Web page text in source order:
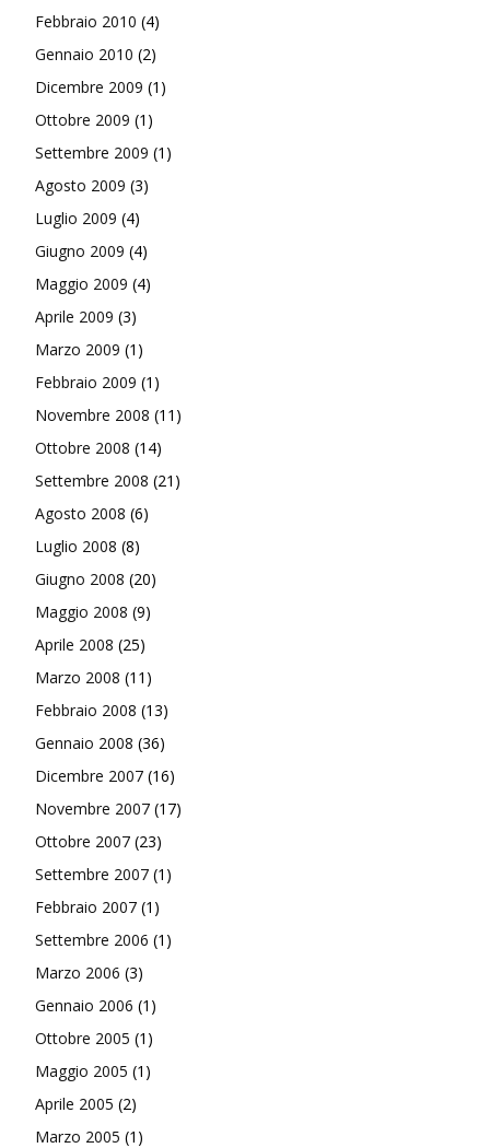
Febbraio 2010 (4)
Gennaio 2010 (2)
Dicembre 2009 (1)
Ottobre 2009 (1)
Settembre 2009 (1)
Agosto 2009 (3)
Luglio 2009 (4)
Giugno 2009 (4)
Maggio 2009 (4)
Aprile 2009 (3)
Marzo 2009 (1)
Febbraio 2009 (1)
Novembre 2008 (11)
Ottobre 2008 (14)
Settembre 2008 (21)
Agosto 2008 (6)
Luglio 2008 (8)
Giugno 2008 (20)
Maggio 2008 (9)
Aprile 2008 (25)
Marzo 2008 (11)
Febbraio 2008 (13)
Gennaio 2008 (36)
Dicembre 2007 (16)
Novembre 2007 (17)
Ottobre 2007 (23)
Settembre 2007 (1)
Febbraio 2007 (1)
Settembre 2006 (1)
Marzo 2006 (3)
Gennaio 2006 (1)
Ottobre 2005 (1)
Maggio 2005 (1)
Aprile 2005 (2)
Marzo 2005 (1)